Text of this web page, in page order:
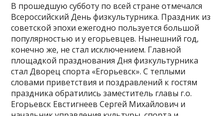
В прошедшую субботу по всей стране отмечался
Всероссийский День физкультурника. Праздник из
советской эпохи ежегодно пользуется большой
популярностью и у егорьевцев. Нынешний год,
конечно же, не стал исключением. Главной
площадкой празднования Дня физкультурника
стал Дворец спорта «Егорьевск». С теплыми
словами приветствия и поздравлений к гостям
праздника обратились заместитель главы г.о.
Егорьевск Евстигнеев Сергей Михайлович и